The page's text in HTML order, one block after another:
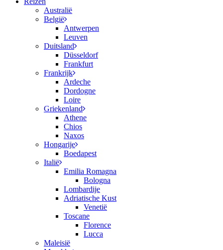
Australië
België
Antwerpen
Leuven
Duitsland
Düsseldorf
Frankfurt
Frankrijk
Ardeche
Dordogne
Loire
Griekenland
Athene
Chios
Naxos
Hongarije
Boedapest
Italië
Emilia Romagna
Bologna
Lombardije
Adriatische Kust
Venetië
Toscane
Florence
Lucca
Maleisië